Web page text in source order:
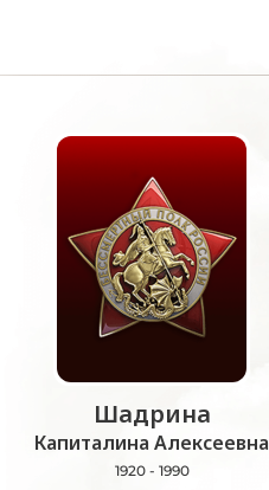
Шадрина
Капиталина Алексеевна
1920 - 1990